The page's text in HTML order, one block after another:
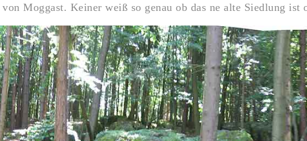
Moggast. Keiner weiß so genau ob das ne alte Siedlung